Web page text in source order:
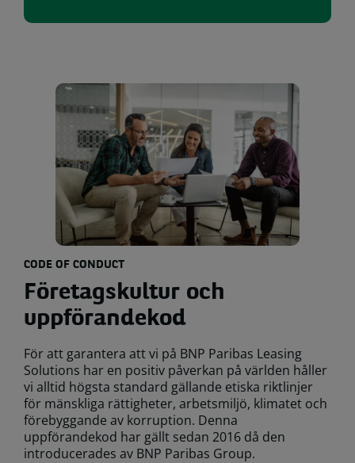
CODE OF CONDUCT
Företagskultur och
uppförandekod
För att garantera att vi på BNP Paribas Leasing
Solutions har en positiv påverkan på världen håller
vi alltid högsta standard gällande etiska riktlinjer
för mänskliga rättigheter, arbetsmiljö, klimatet och
förebyggande av korruption. Denna
uppförandekod har gällt sedan 2016 då den
introducerades av BNP Paribas Group.